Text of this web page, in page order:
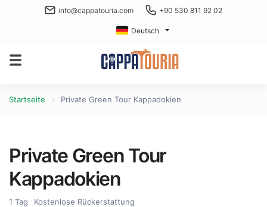
info@cappatouria.com +90 530 811 92 02
Deutsch
Startseite Private Green Tour Kappadokien
Private Green Tour
Kappadokien
1 Tag
Kostenlose Rückerstattung